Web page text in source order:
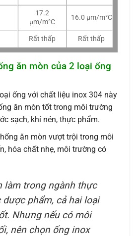
17.2
µm/m°C
16.0 µm/m°C
Rất thấp Rất thấp
ăn mòn của 2 loại ống
ống với chất liệu inox 304 này
ăn mòn tốt trong môi trường
sạch, khí nén, thực phẩm.
ăn mòn vượt trội trong môi
hóa chất nhẹ, môi trường có
làm trong ngành thực
dược phẩm, cả hai loại
Nhưng nếu có môi
nên chọn ống inox